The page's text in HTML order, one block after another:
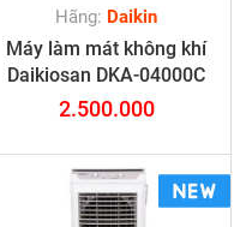
Hãng: Daikin
Máy làm mát không khí
Daikiosan DKA-04000C
2.500.000